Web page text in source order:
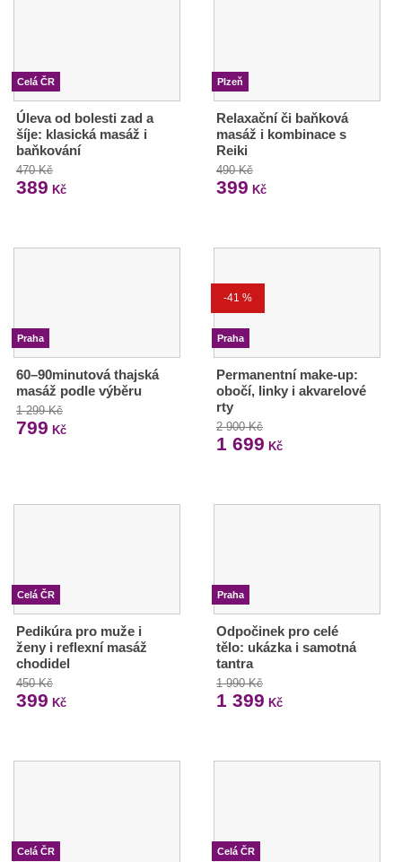
Celá ČR
Úleva od bolesti zad a
šíje: klasická masáž i
baňkování
470 Kč
389 Kč
Plzeň
Relaxační či baňková
masáž i kombinace s
Reiki
490 Kč
399 Kč
Praha
60–90minutová thajská
masáž podle výběru
1 299 Kč
799 Kč
-41 %
Praha
Permanentní make-up:
obočí, linky i akvarelové
rty
2 900 Kč
1 699 Kč
Celá ČR
Pedikúra pro muže i
ženy i reflexní masáž
chodidel
450 Kč
399 Kč
Praha
Odpočinek pro celé
tělo: ukázka i samotná
tantra
1 990 Kč
1 399 Kč
Celá ČR Celá ČR